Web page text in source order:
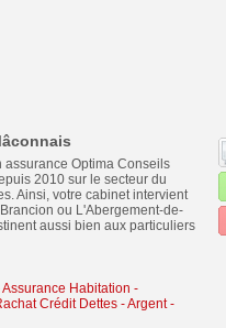
Optima Conseils
2010 sur le secteur du
Ainsi, votre cabinet intervient
ou L'Abergement-de-
aussi bien aux particuliers
Assurance Habitation -
Crédit Dettes-Argent -